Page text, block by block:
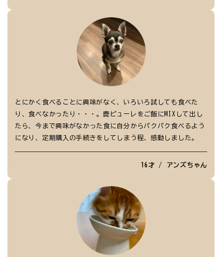
とにかく食べることに興味がなく、いろいろ試しても食べた
り、食べなかったり・・・。鹿ピューレをご飯にMIXして出し
たら、今まで興味がなかった食に自分からパクパク食べるよう
になり、定期購入の手続きをしてしまう程、感動しました。
16才 / アンズちゃん